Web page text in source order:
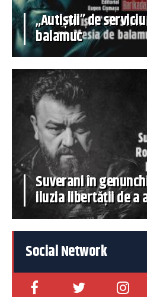
„Autiștii” de
balamuc
Suverani în
iluzia libertății de a
Social Network